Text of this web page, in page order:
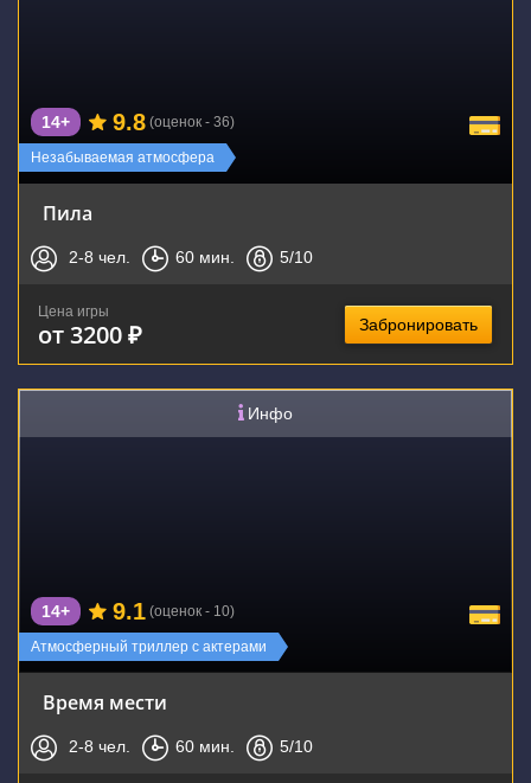
Незабываемая атмосфера
14+ 9.8 (оценок - 36)
Пила
2-8 чел. 60 мин. 5/10
Цена игры
от 3200 ₽ Забронировать
Инфо
Атмосферный триллер с актерами
14+ 9.1 (оценок - 10)
Время мести
2-8 чел. 60 мин. 5/10